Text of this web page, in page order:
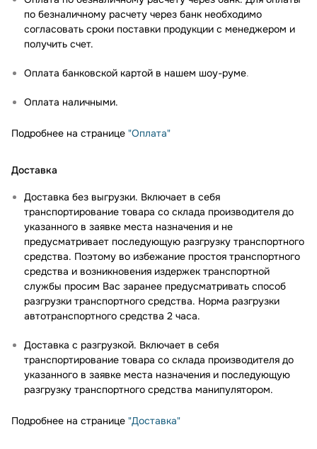
по безналичному расчету через банк необходимо
согласовать сроки поставки продукции с менеджером и
получить счет.
Оплата банковской картой в нашем шоу-руме.
Оплата наличными.
Подробнее на странице "Оплата"
Доставка
Доставка без выгрузки. Включает в себя
транспортирование товара со склада производителя до
указанного в заявке места назначения и не
предусматривает последующую разгрузку транспортного
средства. Поэтому во избежание простоя транспортного
средства и возникновения издержек транспортной
службы просим Вас заранее предусматривать способ
разгрузки транспортного средства. Норма разгрузки
автотранспортного средства 2 часа.
Доставка с разгрузкой. Включает в себя
транспортирование товара со склада производителя до
указанного в заявке места назначения и последующую
разгрузку транспортного средства манипулятором.
Подробнее на странице "Доставка"